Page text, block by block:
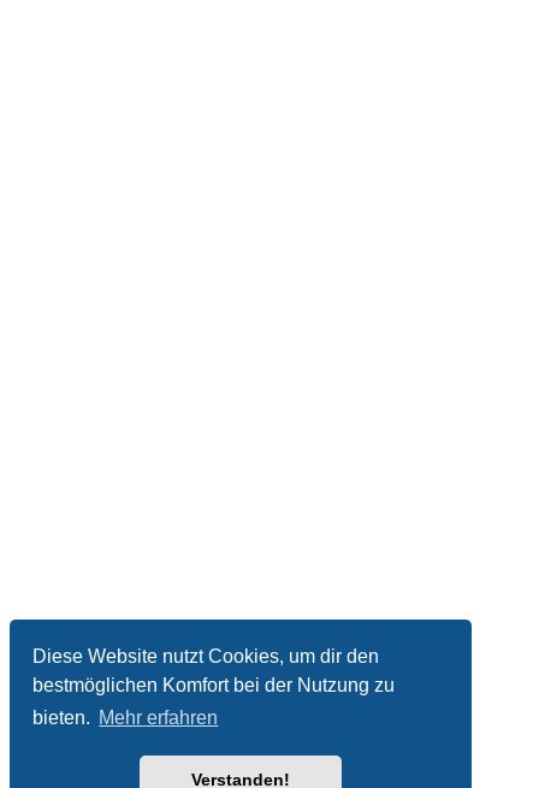
Diese Website nutzt Cookies, um dir den
bestmöglichen Komfort bei der Nutzung zu
bieten. Mehr erfahren
Verstanden!